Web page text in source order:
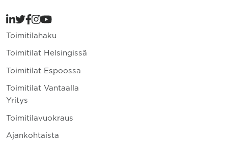
Toimitilahaku
Toimitilat Helsingissä
Toimitilat Espoossa
Toimitilat Vantaalla
Yritys
Toimitilavuokraus
Ajankohtaista